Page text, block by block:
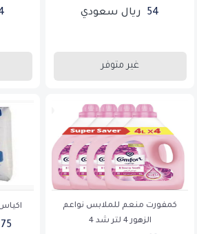
54 ريال سعودي
غير متوفر
كمفورت منعم للملابس نواعم
الزهور 4 لتر شد 4
اكياس